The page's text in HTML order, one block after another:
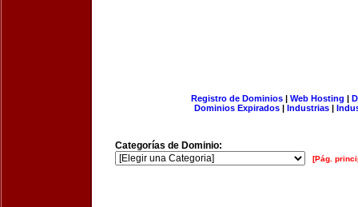
Registro de Dominios| Web Hosting |
Dominios Expirados | Industrias |
Categorías de Dominio:
[Pág.